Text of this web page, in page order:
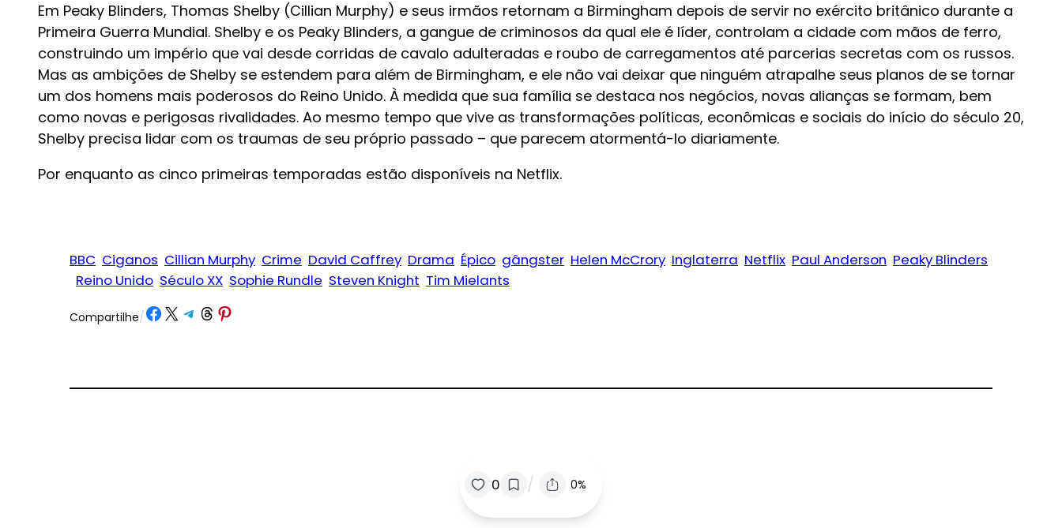
Em Peaky Blinders, Thomas Shelby (Cillian Murphy) e seus irmãos retornam a Birmingham depois de servir no exército britânico durante a
Primeira Guerra Mundial. Shelby e os Peaky Blinders, a gangue de criminosos da qual ele é líder, controlam a cidade com mãos de ferro,
construindo um império que vai desde corridas de cavalo adulteradas e roubo de carregamentos até parcerias secretas com os russos.
Mas as ambições de Shelby se estendem para além de Birmingham, e ele não vai deixar que ninguém atrapalhe seus planos de se tornar
um dos homens mais poderosos do Reino Unido. À medida que sua família se destaca nos negócios, novas alianças se formam, bem
como novas e perigosas rivalidades. Ao mesmo tempo que vive as transformações políticas, econômicas e sociais do início do século 20,
Shelby precisa lidar com os traumas de seu próprio passado – que parecem atormentá-lo diariamente.
Por enquanto as cinco primeiras temporadas estão disponíveis na Netflix.
BBC Ciganos Cillian Murphy Crime David Caffrey Drama Épico gângster Helen McCrory Inglaterra Netflix Paul Anderson Peaky Blinders
Reino Unido Século XX Sophie Rundle Steven Knight Tim Mielants
Compartilhe/ Share on Facebook
Share on X Share on Telegram
Share on Threads
Share on Pinterest
0 / 0%